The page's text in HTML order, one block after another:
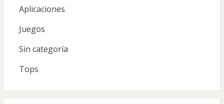
Aplicaciones
Juegos
Sin categoría
Tops